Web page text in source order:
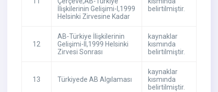
İlişkilerinin Gelişimi-I,1999
Helsinki Zirvesine Kadar
belirtilmiştir.
12
AB-Türkiye İlişkilerinin
Gelişimi-II,1999 Helsinki
Zirvesi Sonrası
kaynaklar
kısmında
belirtilmiştir.
13 Türkiyede AB Algılaması
kaynaklar
kısmında
belirtilmiştir.